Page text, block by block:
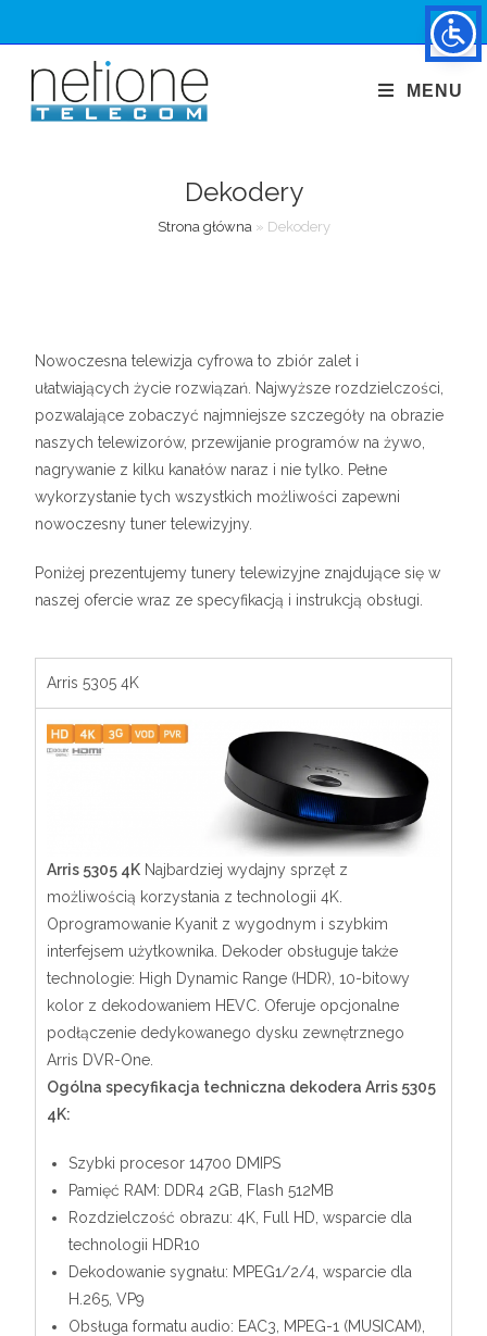
MENU
Dekodery
Strona główna» Dekodery
Nowoczesna telewizja cyfrowa to zbiór zalet i
ułatwiających życie rozwiązań. Najwyższe rozdzielczości,
pozwalające zobaczyć najmniejsze szczegóły na obrazie
naszych telewizorów, przewijanie programów na żywo,
nagrywanie z kilku kanałów naraz i nie tylko. Pełne
wykorzystanie tych wszystkich możliwości zapewni
nowoczesny tuner telewizyjny.
Poniżej prezentujemy tunery telewizyjne znajdujące się w
naszej ofercie wraz ze specyfikacją i instrukcją obsługi.
Arris 5305 4K
Arris 5305 4K Najbardziej wydajny sprzęt z
możliwością korzystania z technologii 4K.
Oprogramowanie Kyanit z wygodnym i szybkim
interfejsem użytkownika. Dekoder obsługuje także
technologie: High Dynamic Range (HDR), 10-bitowy
kolor z dekodowaniem HEVC. Oferuje opcjonalne
podłączenie dedykowanego dysku zewnętrznego
Arris DVR-One.
Ogólna specyfikacja techniczna dekodera Arris 5305
4K:
Szybki procesor 14700 DMIPS
Pamięć RAM: DDR4 2GB, Flash 512MB
Rozdzielczość obrazu: 4K, Full HD, wsparcie dla
technologii HDR10
Dekodowanie sygnału: MPEG1/2/4, wsparcie dla
H.265, VP9
Obsługa formatu audio: EAC3, MPEG-1 (MUSICAM),